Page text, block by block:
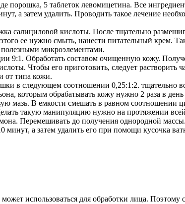
порошка, 5 таблеток левомицетина. Все
а затем удалить. Проводить такое лечение
салициловой кислоты. После тщательно
ее нужно смыть, нанести питательный крем.
микроэлементами.
9:1. Обработать составом очищенную кожу.
Чтобы его приготовить, следует
от типа кожи.
в следующем соотношении 0,25:1:2. тщательно
которым обрабатывать кожу нужно 2 раза в
мазь. В емкости смешать в равном соотношении
такую манипуляцию нужно на протяжении
Перемешивать до получения однородной
минут, а затем удалить его при помощи кусочка
использоваться для обработки лица. Поэтому